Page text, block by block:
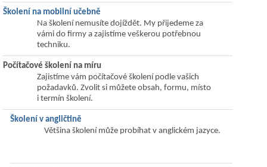
Školení na mobilní učebně
Na školení nemusíte dojíždět. My přijedeme za
vámi do firmy a zajistíme veškerou potřebnou
techniku.
Počítačové školení na míru
Zajistíme vám počítačové školení podle vašich
požadavků. Zvolit si můžete obsah, formu, místo
i termín školení.
Školení v angličtině
Většina školení může probíhat v anglickém jazyce.